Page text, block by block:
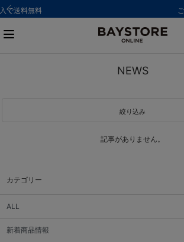
ご注文集中による発送につい
カテゴリー
ALL
新着商品情報
NEWS
絞り込み
記事がありません。